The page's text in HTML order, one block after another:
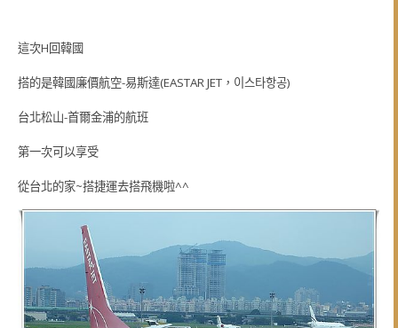
這次H回韓國
搭的是韓國廉價航空-易斯達(EASTAR JET，이스타항공)
台北松山-首爾金浦的航班
第一次可以享受
從台北的家~搭捷運去搭飛機啦^^